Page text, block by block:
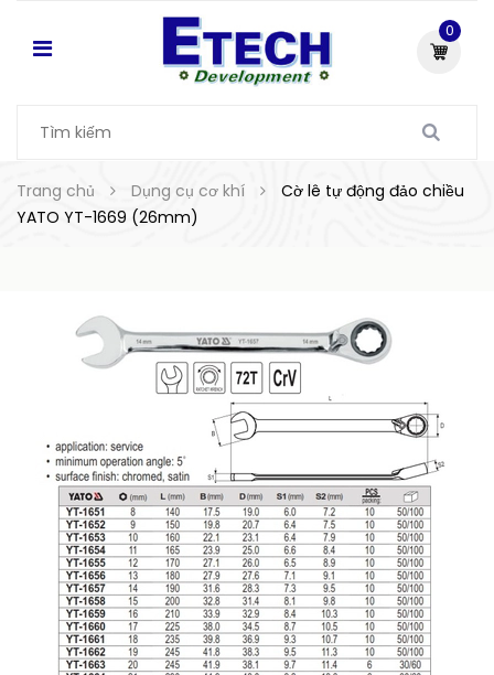
0
Trang chủ Dụng cụ cơ khí
Cờ lê tự động đảo chiều
YATO YT-1669 (26mm)